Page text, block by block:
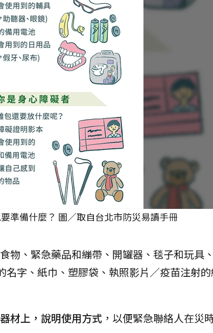
準備什麼？ 圖／取自台北市防災易讀手冊
物、緊急藥品和繃帶、開罐器、毯子和玩具
字、紙巾、塑膠袋、執照影片／疫苗注射
材上，說明使用方式 ，以便緊急聯絡人在災